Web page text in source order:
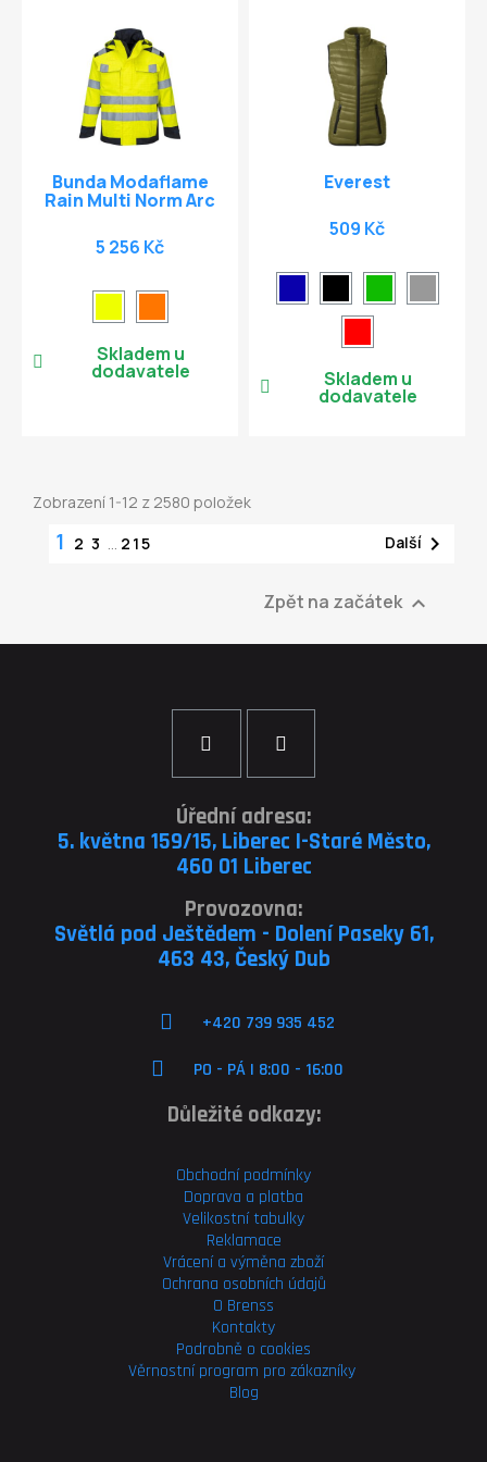
Bunda Modaflame
Rain Multi Norm Arc
5 256 Kč
Skladem u
dodavatele
Everest
509 Kč
Skladem u
dodavatele
Zobrazení 1-12 z 2580 položek
1 2 3 … 215 Další 
Zpět na začátek 
Úřední adresa:
5. května 159/15, Liberec I-Staré Město,
460 01 Liberec
Provozovna:
Světlá pod Ještědem - Dolení Paseky 61,
463 43, Český Dub
+420 739 935 452
PO - PÁ | 8:00 - 16:00
Důležité odkazy:
Obchodní podmínky
Doprava a platba
Velikostní tabulky
Reklamace
Vrácení a výměna zboží
Ochrana osobních údajů
O Brenss
Kontakty
Podrobně o cookies
Věrnostní program pro zákazníky
Blog